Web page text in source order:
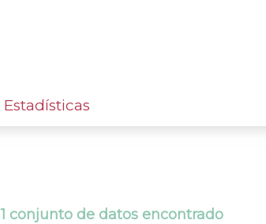
Estadísticas
1 conjunto de datos encontrado